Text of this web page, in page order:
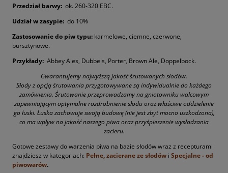
Przedział barwy: ok. 260-320 EBC.
Udział w zasypie: do 10%
Zastosowanie do piw typu: karmelowe, ciemne, czerwone,
bursztynowe.
Przykłady: AbbeyAles, Dubbels, Porter, Brown Ale, Doppelbock.
Gwarantujemy najwyższą jakość śrutowanych słodów.
Słody z opcją śrutowania przygotowywane są indywidualnie do każdego
zamówienia. Śrutowanie przeprowadzamy na gniotowniku walcowym
zapewniającym optymalne rozdrobnienie słodu oraz właściwe oddzielenie
go łuski. Łuska zachowuje swoją budowę (nie jest zbyt mocno uszkodzona),
co ma wpływ na jakość naszego piwa oraz przyśpieszenie wysładzania
zacieru.
Gotowe zestawy do warzenia piwa na bazie słodów wraz z recepturami
znajdziesz w kategoriach: Pełne, zacierane ze słodów i Specjalne - od
piwowarów.